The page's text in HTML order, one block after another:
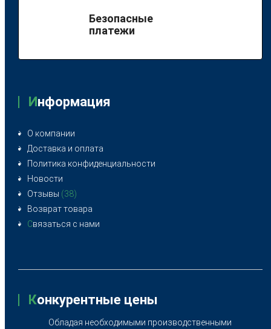
Безопасные
платежи
Информация
О компании
Доставка и оплата
Политика конфиденциальности
Новости
Отзывы (38)
Возврат товара
Связаться с нами
Конкурентные цены
Обладая необходимыми производственными